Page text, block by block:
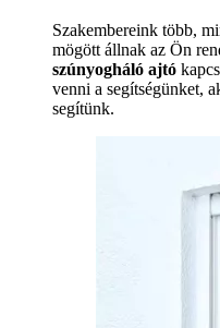
Szakembereink több,
mögött állnak az Ön
szúnyogháló ajtó
venni a segítségünket,
segítünk.